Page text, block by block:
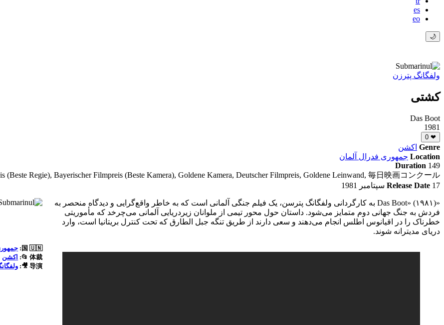
es
eo
🌙
ولفگانگ پترزن
کشتی
Das Boot
1981
❤
0
Genre اکشن
Location جمهوری فدرال آلمان
Duration 149
(Beste Regie), Bayerischer Filmpreis (Beste Kamera), Goldene Kamera, Deutscher Filmpreis, Goldene Leinwand, 毎日映画コンクール
Release Date 17 سپتامبر 1981
«Das Boot» (۱۹۸۱) به کارگردانی ولفگانگ پترسن، یک فیلم جنگی آلمانی است که به خاطر واقع‌گرایی و دیدگاه منحصر به
فردش به جنگ جهانی دوم متمایز می‌شود. داستان حول محور تیمی از ملوانان زیردریایی آلمانی می‌چرخد که مأموریتی
خطرناک را در اقیانوس اطلس انجام می‌دهند و سعی دارند از طریق تنگه جبل الطارق که تحت کنترل بریتانیا است، وارد
دریای مدیترانه شوند.
国 🇺🇳:
体裁
📂: اکشن
导演 🎥: